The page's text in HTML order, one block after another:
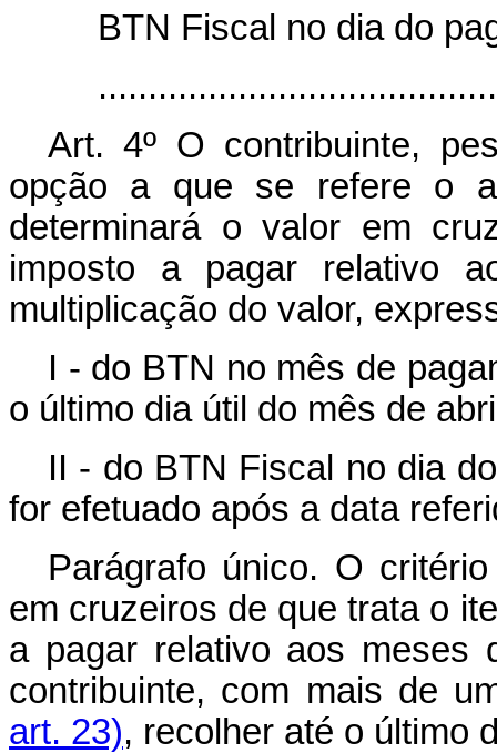
BTN Fiscal no dia do
Art. 4º O contribuinte,
opção a que se refere o
determinará o valor em
imposto a pagar relativo
multiplicação do valor,
I - do BTN no mês de
o último dia útil do mês de
II - do BTN Fiscal no dia
for efetuado após a data
Parágrafo único. O
em cruzeiros de que trata o
a pagar relativo aos meses
contribuinte, com mais de
art. 23), recolher até o último